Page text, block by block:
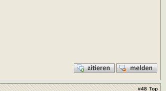
#48 Top